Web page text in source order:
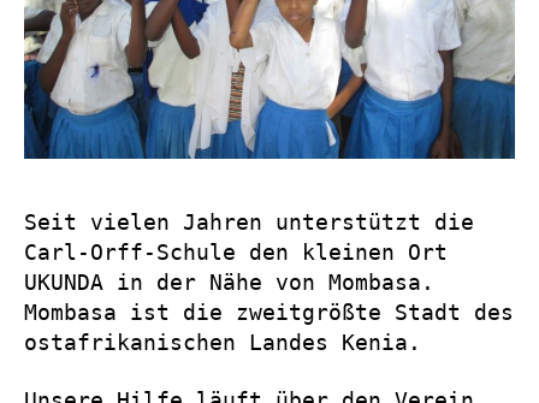
Seit vielen Jahren unterstützt die
Carl-Orff-Schule den kleinen Ort
UKUNDA in der Nähe von Mombasa.
Mombasa ist die zweitgrößte Stadt des
ostafrikanischen Landes Kenia.